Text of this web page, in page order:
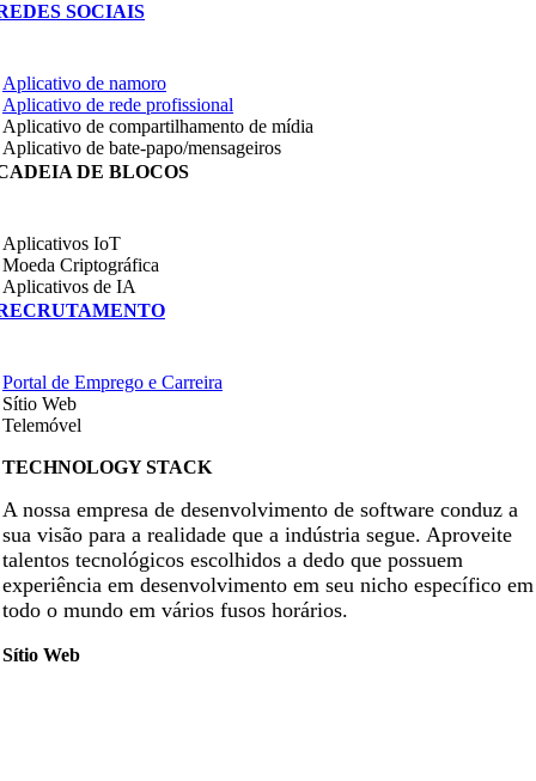
SOCIAIS
Aplicativo de namoro
Aplicativo de rede profissional
Aplicativo de compartilhamento de mídia
Aplicativo de bate-papo/mensageiros
DE BLOCOS
Aplicativos IoT
Moeda Criptográfica
Aplicativos de IA
Portal de Emprego e Carreira
Sítio Web
Telemóvel
TECHNOLOGY STACK
A nossa empresa de desenvolvimento de software conduz a
sua visão para a realidade que a indústria segue. Aproveite
talentos tecnológicos escolhidos a dedo que possuem
experiência em desenvolvimento em seu nicho específico em
todo o mundo em vários fusos horários.
Sítio Web